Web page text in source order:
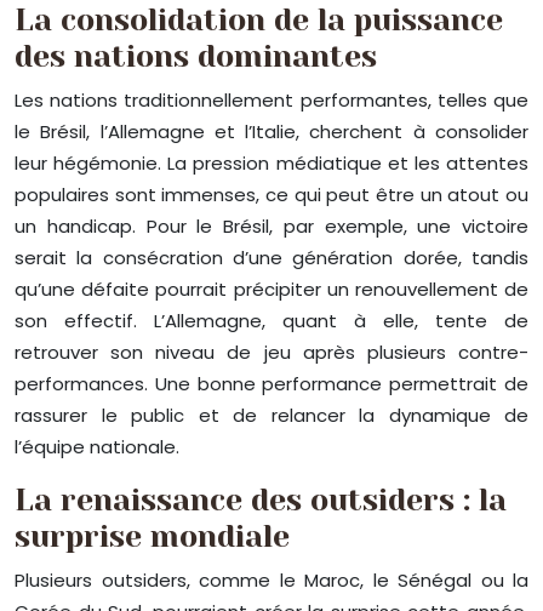
La consolidation de la puissance
des nations dominantes
Les nations traditionnellement performantes, telles que
le Brésil, l’Allemagne et l’Italie, cherchent à consolider
leur hégémonie. La pression médiatique et les attentes
populaires sont immenses, ce qui peut être un atout ou
un handicap. Pour le Brésil, par exemple, une victoire
serait la consécration d’une génération dorée, tandis
qu’une défaite pourrait précipiter un renouvellement de
son effectif. L’Allemagne, quant à elle, tente de
retrouver son niveau de jeu après plusieurs contre-
performances. Une bonne performance permettrait de
rassurer le public et de relancer la dynamique de
l’équipe nationale.
La renaissance des outsiders : la
surprise mondiale
Plusieurs outsiders, comme le Maroc, le Sénégal ou la